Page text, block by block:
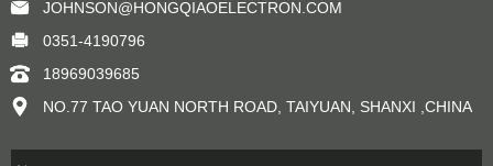
JOHNSON@HONGQIAOELECTRON.COM
0351-4190796
18969039685
NO.77 TAO YUAN NORTH ROAD, TAIYUAN, SHANXI ,CHINA